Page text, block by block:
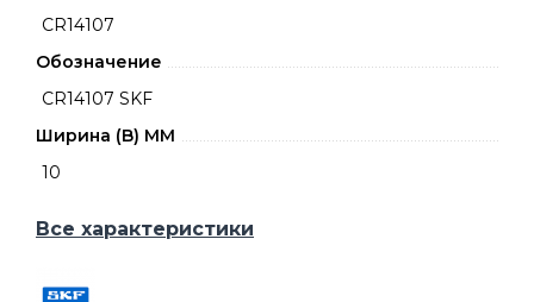
CR14107
Обозначение
CR14107 SKF
Ширина (B) MM
10
Все характеристики